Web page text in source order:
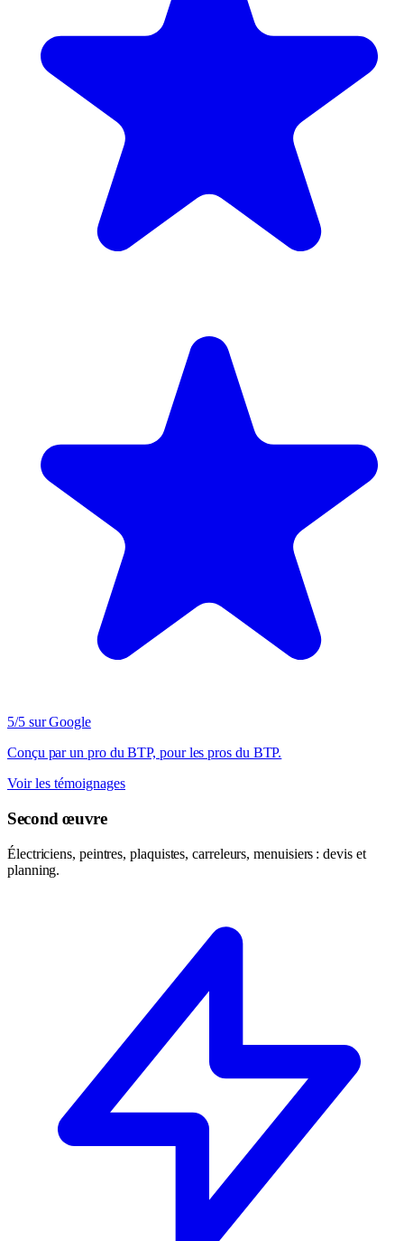
5/5 sur Google
Conçu par un pro du BTP, pour les pros du BTP.
Voir les témoignages
Second œuvre
Électriciens, peintres, plaquistes, carreleurs, menuisiers : devis et
planning.